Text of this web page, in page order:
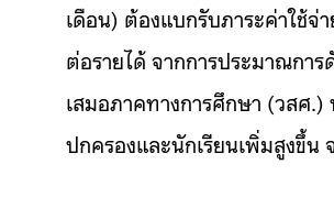
เดือน) ต้องแบกรับภาระค่าใช้จ่
ต่อรายได้ จากการประมาณกา
เสมอภาคทางการศึกษา (วสศ
ปกครองและนักเรียนเพิ่มสูงขึ้น